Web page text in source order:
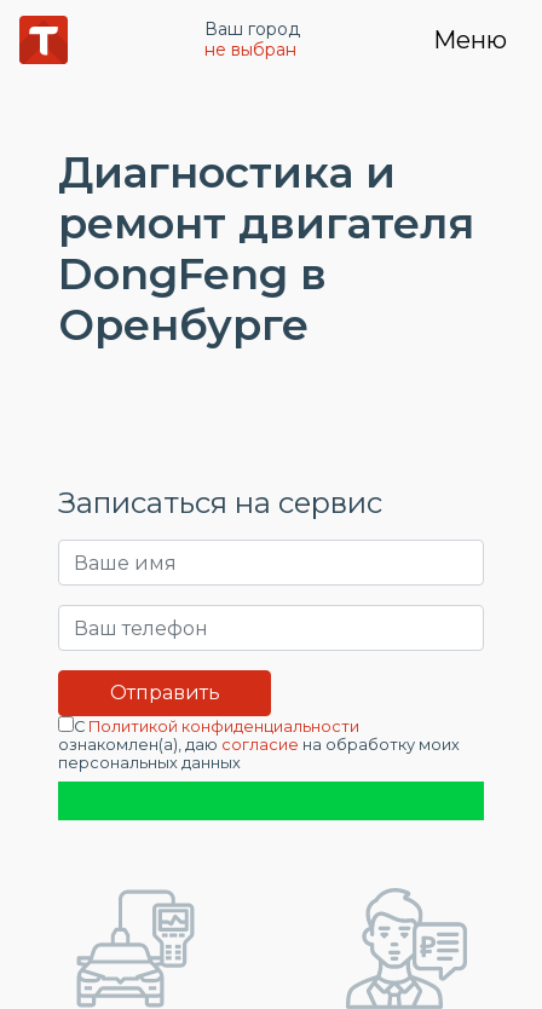
Ваш город
не выбран
Меню
Диагностика и
ремонт двигателя
DongFeng в
Оренбурге
Записаться на сервис
С Политикой конфиденциальности
ознакомлен(а), даю согласие на обработку моих
персональных данных